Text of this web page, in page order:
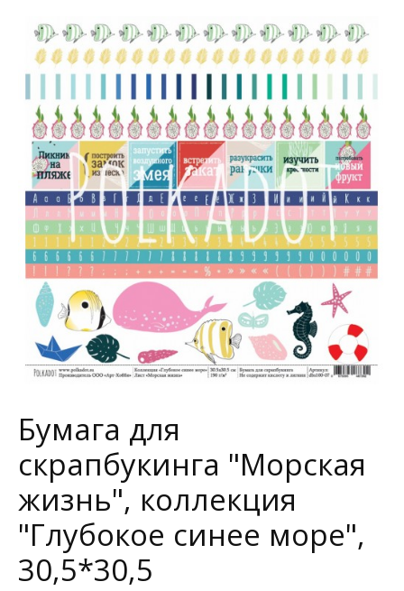
Бумага для
скрапбукинга "Морская
жизнь", коллекция
"Глубокое синее море",
30,5*30,5